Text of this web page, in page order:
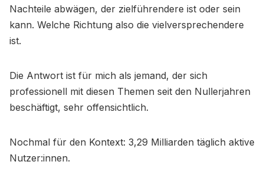
Nachteile abwägen, der zielführendere ist oder sein
kann. Welche Richtung also die vielversprechendere
ist.
Die Antwort ist für mich als jemand, der sich
professionell mit diesen Themen seit den Nullerjahren
beschäftigt, sehr offensichtlich.
Nochmal für den Kontext: 3,29 Milliarden täglich aktive
Nutzer:innen.